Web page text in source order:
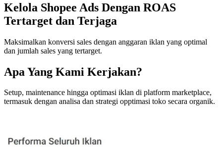
Kelola Shopee Ads Dengan ROAS
Tertarget dan Terjaga
Maksimalkan konversi sales dengan anggaran iklan yang optimal
dan jumlah sales yang tertarget.
Apa Yang Kami Kerjakan?
Setup, maintenance hingga optimasi iklan di platform marketplace,
termasuk dengan analisa dan strategi opptimasi toko secara organik.